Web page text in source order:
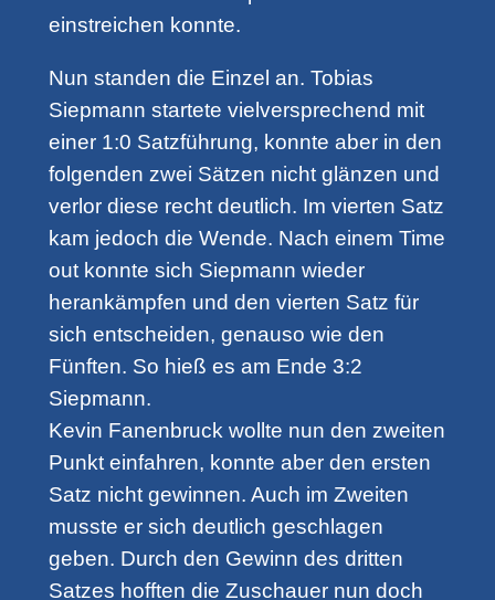
einstreichen konnte.
Nun standen die Einzel an. Tobias
Siepmann startete vielversprechend mit
einer 1:0 Satzführung, konnte aber in den
folgenden zwei Sätzen nicht glänzen und
verlor diese recht deutlich. Im vierten Satz
kam jedoch die Wende. Nach einem Time
out konnte sich Siepmann wieder
herankämpfen und den vierten Satz für
sich entscheiden, genauso wie den
Fünften. So hieß es am Ende 3:2
Siepmann.
Kevin Fanenbruck wollte nun den zweiten
Punkt einfahren, konnte aber den ersten
Satz nicht gewinnen. Auch im Zweiten
musste er sich deutlich geschlagen
geben. Durch den Gewinn des dritten
Satzes hofften die Zuschauer nun doch